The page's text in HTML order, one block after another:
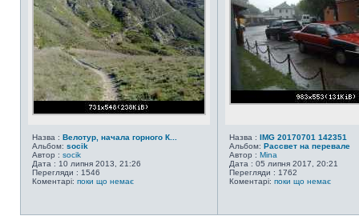
Назва : Велотур, начала горного К...
Альбом: socik
Автор : socik
Дата : 10 липня 2013, 21:26
Перегляди : 1546
Коментарі: поки що немає
Назва : IMG 20170701 142351
Альбом: Рассвет на перевале
Автор : Mina
Дата : 05 липня 2017, 20:21
Перегляди : 1762
Коментарі: поки що немає